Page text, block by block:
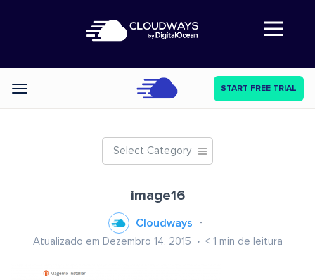
Abre a navegação
Categories START FREE TRIAL
Select Category
image16
Cloudways
Atualizado em Dezembro 14, 2015 < 1 min de leitura